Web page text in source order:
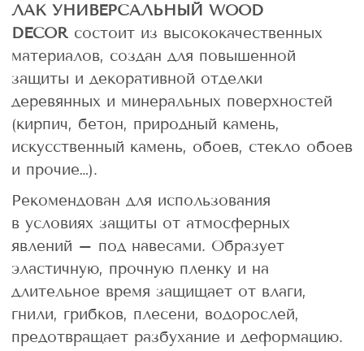
ЛАК УНИВЕРСАЛЬНЫЙ WOOD
DECOR состоит из высококачественных
материалов, создан для повышенной
защиты и декоративной отделки
деревянных и минеральных поверхностей
(кирпич, бетон, природный камень,
искусственный камень, обоев, стекло обоев
и прочие…).
Рекомендован для использования
в условиях защиты от атмосферных
явлений – под навесами. Образует
эластичную, прочную пленку и на
длительное время защищает от влаги,
гнили, грибков, плесени, водорослей,
предотвращает разбухание и деформацию.